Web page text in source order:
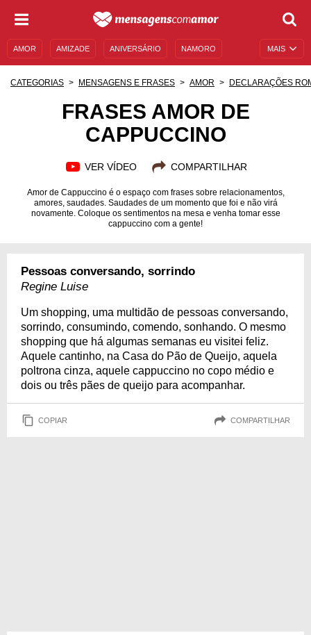
MAIS
AMOR AMIZADE ANIVERSÁRIO NAMORO
MENSAGENS E FRASES MENSAGENS DE ANIVERSÁRIO
CATEGORIAS MENSAGENS E FRASES AMOR DECLARAÇÕES
FRASES AMOR DE
CAPPUCCINO
VER VÍDEO COMPARTILHAR
Amor de Cappuccino é o espaço com frases sobre relacionamentos,
amores, saudades. Saudades de um momento que foi e não virá
novamente. Coloque os sentimentos na mesa e venha tomar esse
cappuccino com a gente!
Pessoas conversando, sorrindo
Regine Luise
Um shopping, uma multidão de pessoas conversando,
sorrindo, consumindo, comendo, sonhando. O mesmo
shopping que há algumas semanas eu visitei feliz.
Aquele cantinho, na Casa do Pão de Queijo, aquela
poltrona cinza, aquele cappuccino no copo médio e
dois ou três pães de queijo para acompanhar.
COPIAR COMPARTILHAR